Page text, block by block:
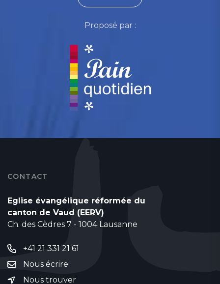
Proposé par :
CONTACT
Eglise évangélique réformée du
canton de Vaud (EERV)
Ch. des Cèdres 7 - 1004 Lausanne
+41 21 331 21 61
Nous écrire
Nous trouver